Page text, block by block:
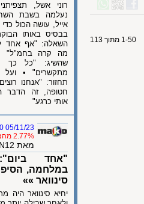
1-50 מתוך 113
רוני אשל,
נעלמה בשבת
אייל, עושה הכול
בבסיס באותו
השאלה: "אף אחד
מה קרה בחמ"ל" •
שהשיג: "כל כך
מתקשרים" • ועל
תחזור: "אנחנו
חטופה, זה הדבר
אותי כרגע"
05/11/23 06:10
2.77% מהצפיות
מאת N12
"אחד
במלחמה,
סינוואר »»
יחיא סינוואר היה